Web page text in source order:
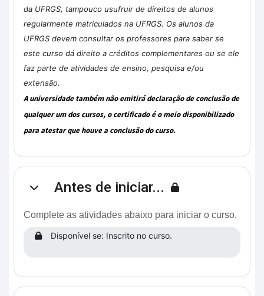
da UFRGS, tampouco usufruir de direitos de alunos
regularmente matriculados na UFRGS. Os alunos da
UFRGS devem consultar os professores para saber se
este curso dá direito a créditos complementares ou se ele
faz parte de atividades de ensino, pesquisa e/ou
extensão.
A universidade também não emitirá declaração de conclusão de
qualquer um dos cursos, o certificado é o meio disponibilizado
para atestar que houve a conclusão do curso.
ContrairAntes de iniciar...
Complete as atividades abaixo para iniciar o curso.
Disponível se: Inscrito no curso.